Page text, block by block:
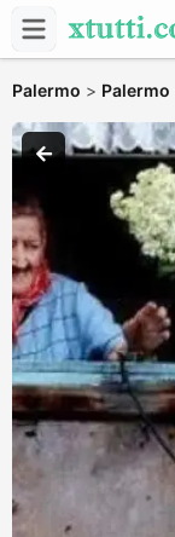
Palermo > Palermo